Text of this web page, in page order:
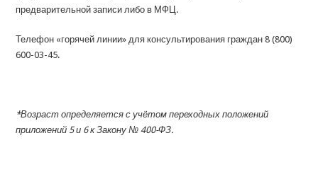
предварительной записи либо в МФЦ.
Телефон «горячей линии» для консультирования граждан 8 (800)
600-03-45.
*Возраст определяется с учётом переходных положений
приложений 5 и 6 к Закону № 400-ФЗ.